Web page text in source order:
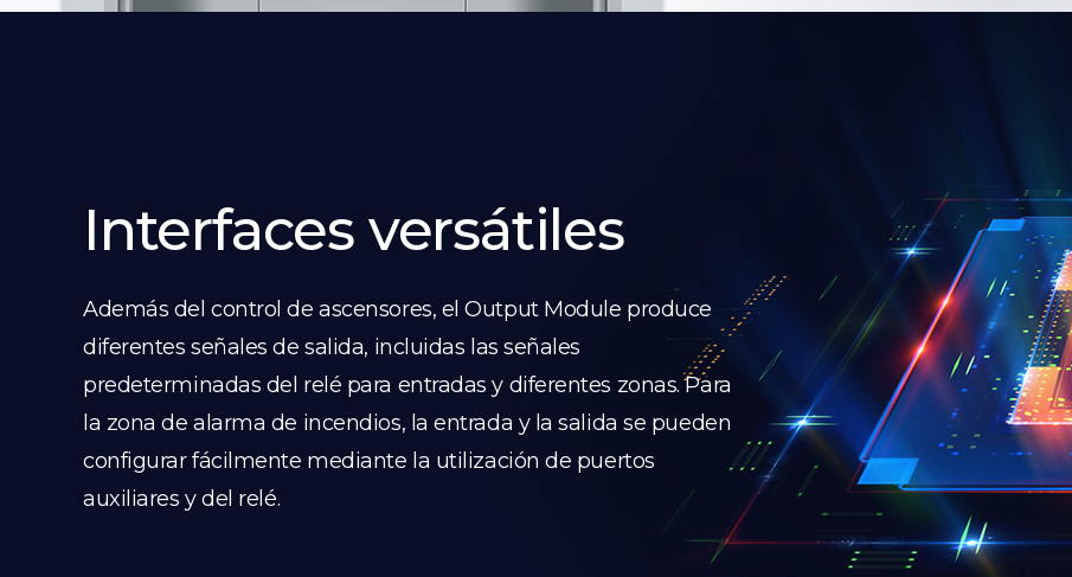
Interfaces versátiles
Además del control de ascensores, el Output Module produce
diferentes señales de salida, incluidas las señales
predeterminadas del relé para entradas y diferentes zonas. Para
la zona de alarma de incendios, la entrada y la salida se pueden
configurar fácilmente mediante la utilización de puertos
auxiliares y del relé.